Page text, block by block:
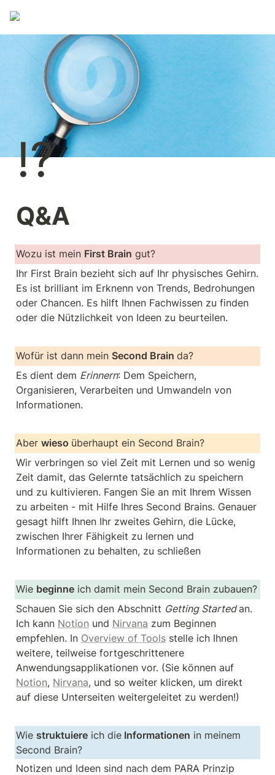
⁉️
Q&A
Wozu ist mein First Brain gut?
Ihr First Brain bezieht sich auf Ihr physisches Gehirn.
Es ist brilliant im Erknenn von Trends, Bedrohungen
oder Chancen. Es hilft Ihnen Fachwissen zu finden
oder die Nützlichkeit von Ideen zu beurteilen.
Wofür ist dann mein Second Brain da?
Es dient dem Erinnern: Dem Speichern,
Organisieren, Verarbeiten und Umwandeln von
Informationen.
Aber wieso überhaupt ein Second Brain?
Wir verbringen so viel Zeit mit Lernen und so wenig
Zeit damit, das Gelernte tatsächlich zu speichern
und zu kultivieren. Fangen Sie an mit Ihrem Wissen
zu arbeiten - mit Hilfe Ihres Second Brains. Genauer
gesagt hilft Ihnen Ihr zweites Gehirn, die Lücke,
zwischen Ihrer Fähigkeit zu lernen und
Informationen zu behalten, zu schließen
Wie beginne ich damit mein Second Brain zubauen?
Schauen Sie sich den Abschnitt Getting Started an.
Ich kann Notion und Nirvana zum Beginnen
empfehlen. In Overview of Tools stelle ich Ihnen
weitere, teilweise fortgeschrittenere
Notion, Nirvana, und so weiter klicken, um direkt
auf diese Unterseiten weitergeleitet zu werden!)
Wie struktuiere ich die Informationen in meinem
Second Brain?
Notizen und Ideen sind nach dem PARA Prinzip